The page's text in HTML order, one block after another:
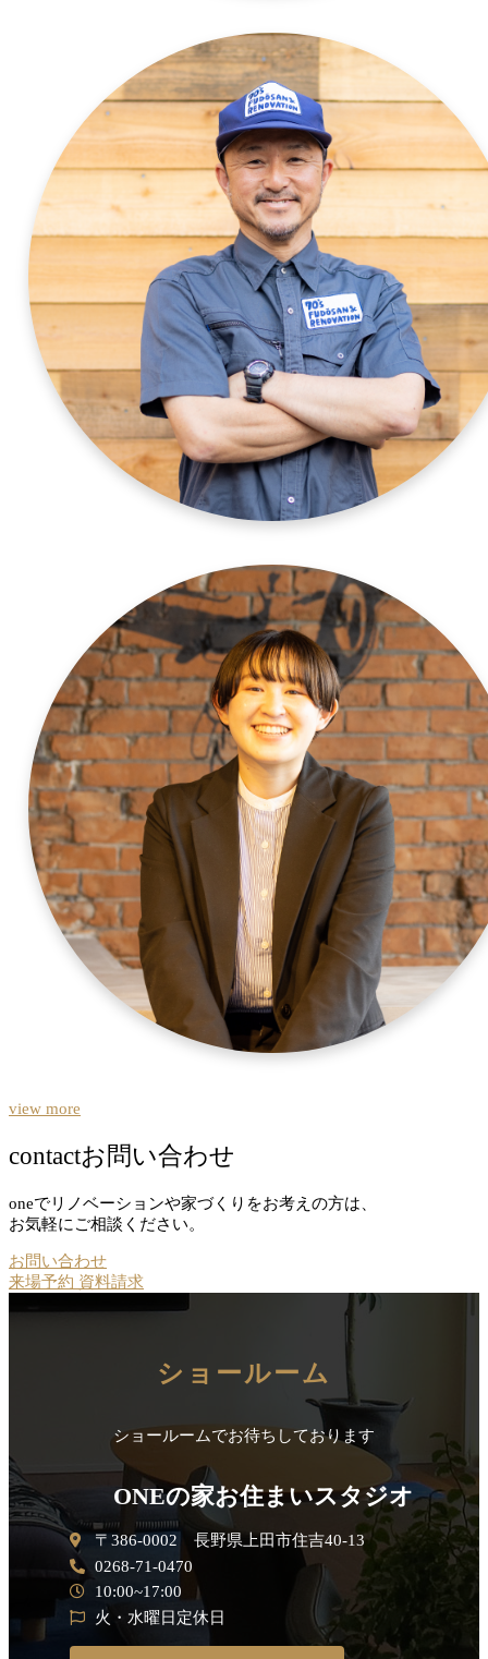
view more
contactお問い合わせ
oneでリノベーションや家づくりをお考えの方は、
お気軽にご相談ください。
お問い合わせ
来場予約 資料請求
ショールーム
ショールームでお待ちしております
ONEの家お住まいスタジオ
〒386-0002 長野県上田市住吉40-13
0268-71-0470
10:00~17:00
火・水曜日定休日